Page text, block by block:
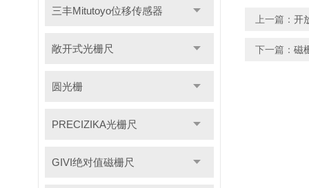
三丰Mitutoyo位移传感器
敞开式光栅尺
圆光栅
PRECIZIKA光栅尺
GIVI绝对值磁栅尺
上一篇： 开
下一篇： 磁